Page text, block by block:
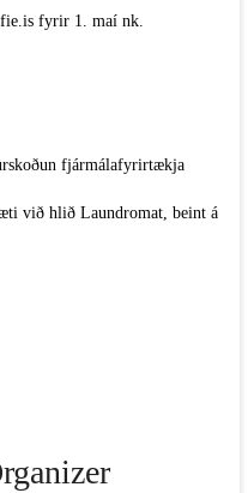
fyrir 1. maí nk.
fjármálafyrirtækja
við hlið Laundromat, beint á